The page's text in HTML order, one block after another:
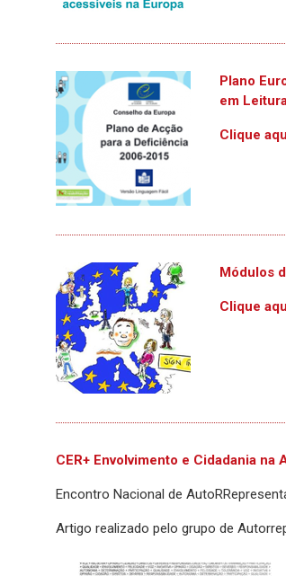
Plano
em
Clique
Módulos
Clique
CER+ Envolvimento e Cidadania
Encontro Nacional de
Artigo realizado pelo grupo de